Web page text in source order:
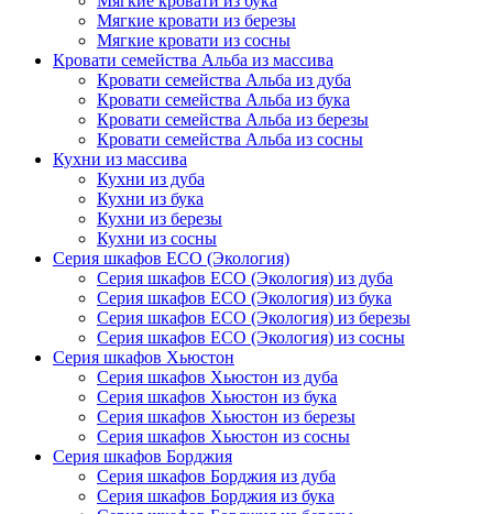
Мягкие кровати из березы
Мягкие кровати из сосны
Кровати семейства Альба из массива
Кровати семейства Альба из дуба
Кровати семейства Альба из бука
Кровати семейства Альба из березы
Кровати семейства Альба из сосны
Кухни из массива
Кухни из дуба
Кухни из бука
Кухни из березы
Кухни из сосны
Серия шкафов ECO (Экология)
Серия шкафов ECO (Экология) из дуба
Серия шкафов ECO (Экология) из бука
Серия шкафов ECO (Экология) из березы
Серия шкафов ECO (Экология) из сосны
Серия шкафов Хьюстон
Серия шкафов Хьюстон из дуба
Серия шкафов Хьюстон из бука
Серия шкафов Хьюстон из березы
Серия шкафов Хьюстон из сосны
Серия шкафов Борджия
Серия шкафов Борджия из дуба
Серия шкафов Борджия из бука